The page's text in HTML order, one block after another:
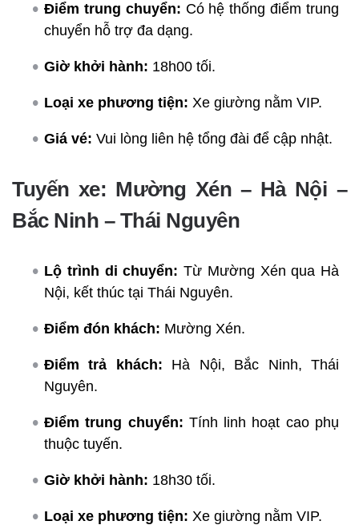
Điểm trung chuyển: Có hệ thống điểm trung
chuyển hỗ trợ đa dạng.
Giờ khởi hành: 18h00 tối.
Loại xe phương tiện: Xe giường nằm VIP.
Giá vé: Vui lòng liên hệ tổng đài để cập nhật.
Tuyến xe: Mường Xén – Hà Nội –
Bắc Ninh – Thái Nguyên
Lộ trình di chuyển: Từ Mường Xén qua Hà
Nội, kết thúc tại Thái Nguyên.
Điểm đón khách: Mường Xén.
Điểm trả khách: Hà Nội, Bắc Ninh, Thái
Nguyên.
Điểm trung chuyển: Tính linh hoạt cao phụ
thuộc tuyến.
Giờ khởi hành: 18h30 tối.
Loại xe phương tiện: Xe giường nằm VIP.